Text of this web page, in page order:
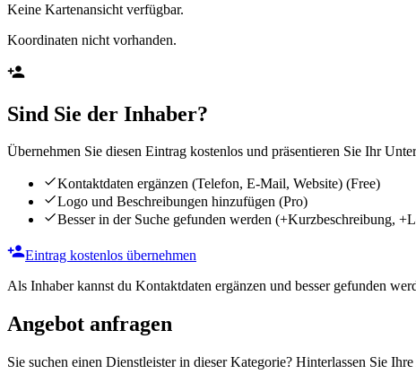
Keine Kartenansicht verfügbar.
Koordinaten nicht vorhanden.
Sind Sie der Inhaber?
Übernehmen Sie diesen Eintrag kostenlos und präsentieren Sie Ihr
Kontaktdaten ergänzen (Telefon, E-Mail, Website) (Free)
Logo und Beschreibungen hinzufügen (Pro)
Besser in der Suche gefunden werden (+Kurzbeschreibung,
Eintrag kostenlos übernehmen
Als Inhaber kannst du Kontaktdaten ergänzen und besser gefunden
Angebot anfragen
Sie suchen einen Dienstleister in dieser Kategorie? Hinterlassen Sie